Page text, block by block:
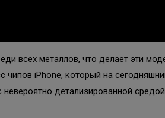
всех металлов, что делает эти
чипов iPhone, который на
детализированной